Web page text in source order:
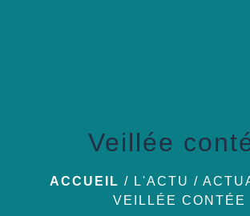
Veillée
ACCUEIL / L'ACTU /
VEILLÉE CONTÉE